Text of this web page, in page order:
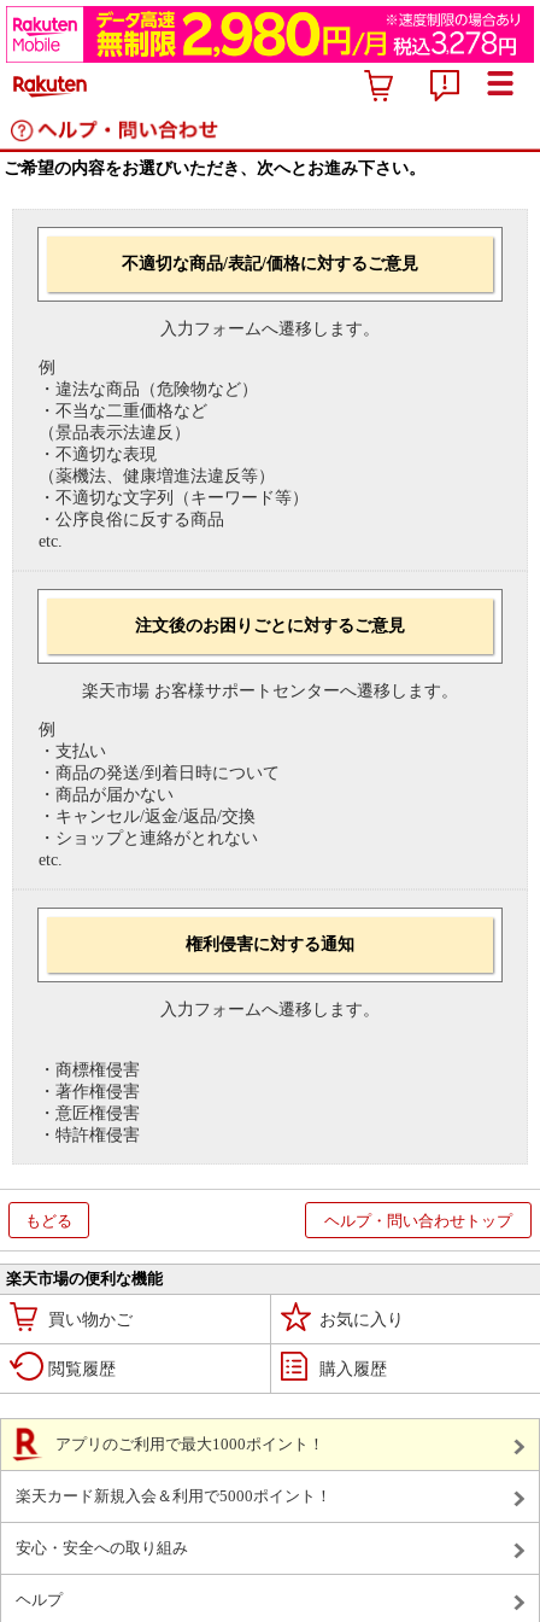
ご希望の内容をお選びいただき、次へとお進み下さい。
不適切な商品/表記/価格に対するご意見
入力フォームへ遷移します。
例
・違法な商品（危険物など）
・不当な二重価格など
（景品表示法違反）
・不適切な表現
（薬機法、健康増進法違反等）
・不適切な文字列（キーワード等）
・公序良俗に反する商品
etc.
注文後のお困りごとに対するご意見
楽天市場 お客様サポートセンターへ遷移します。
例
・支払い
・商品の発送/到着日時について
・商品が届かない
・キャンセル/返金/返品/交換
・ショップと連絡がとれない
etc.
権利侵害に対する通知
入力フォームへ遷移します。
・商標権侵害
・著作権侵害
・意匠権侵害
・特許権侵害
もどる ヘルプ・問い合わせトップ
楽天市場の便利な機能
買い物かご お気に入り
閲覧履歴 購入履歴
アプリのご利用で最大1000ポイント！
楽天カード新規入会＆利用で5000ポイント！
安心・安全への取り組み
ヘルプ